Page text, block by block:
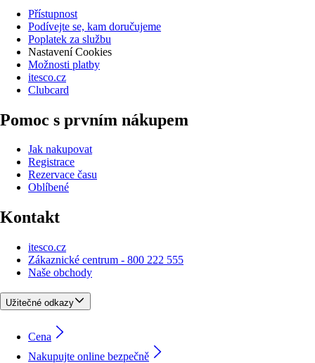
Přístupnost
Podívejte se, kam doručujeme
Poplatek za službu
Nastavení Cookies
Možnosti platby
itesco.cz
Clubcard
Pomoc s prvním nákupem
Jak nakupovat
Registrace
Rezervace času
Oblíbené
Kontakt
itesco.cz
Zákaznické centrum - 800 222 555
Naše obchody
Užitečné odkazy
Cena
Nakupujte online bezpečně